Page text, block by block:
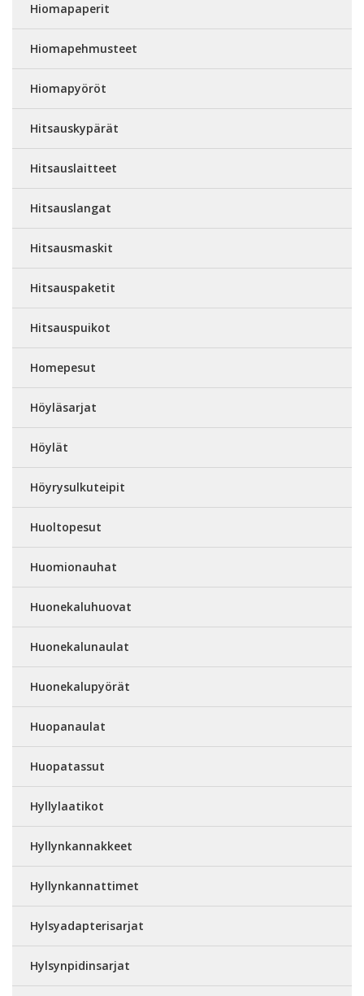
Hiomapaperit
Hiomapehmusteet
Hiomapyöröt
Hitsauskypärät
Hitsauslaitteet
Hitsauslangat
Hitsausmaskit
Hitsauspaketit
Hitsauspuikot
Homepesut
Höyläsarjat
Höylät
Höyrysulkuteipit
Huoltopesut
Huomionauhat
Huonekaluhuovat
Huonekalunaulat
Huonekalupyörät
Huopanaulat
Huopatassut
Hyllylaatikot
Hyllynkannakkeet
Hyllynkannattimet
Hylsyadapterisarjat
Hylsynpidinsarjat